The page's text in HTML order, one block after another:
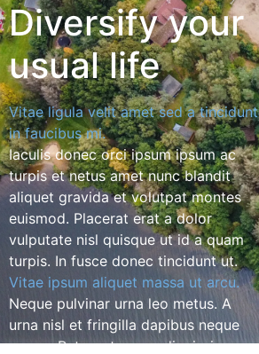
Diversify your
usual life
Vitae ligula velit amet sed a tincidunt
in faucibus mi.
Iaculis donec orci ipsum ipsum ac
turpis et netus amet nunc blandit
aliquet gravida et volutpat montes
euismod. Placerat erat a dolor
vulputate nisl quisque ut id a quam
turpis. In fusce donec tincidunt ut.
Vitae ipsum aliquet massa ut arcu.
Neque pulvinar urna leo metus. A
urna nisl et fringilla dapibus neque
augue. Rutrum tempor dignissim ac